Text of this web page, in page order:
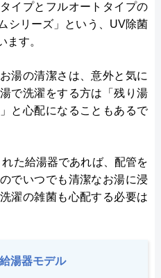
イプとフルオートタイプの
シリーズ」という、UV除菌
ます。
湯の清潔さは、意外と気に
で洗濯をする方は「残り湯
と心配になることもあるで
た給湯器であれば、配管を
でいつでも清潔なお湯に浸
濯の雑菌も心配する必要は
湯器モデル